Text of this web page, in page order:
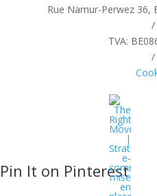
Rue Namur-Perwez 36,
/
TVA:
/
Pin It on Pinterest